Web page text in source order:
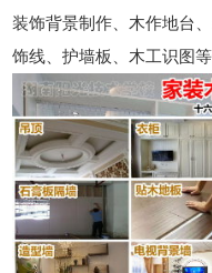
装饰背景制作、木作地台
饰线、护墙板、木工识图